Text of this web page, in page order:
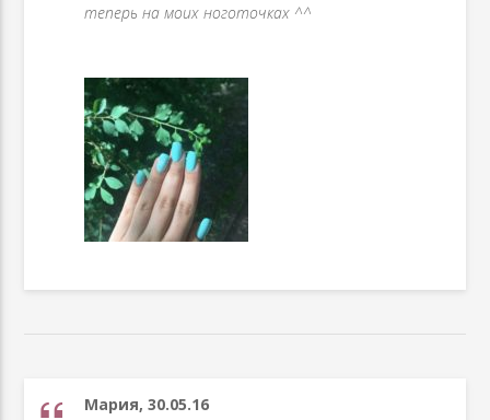
теперь на моих ноготочках ^^
Мария, 30.05.16